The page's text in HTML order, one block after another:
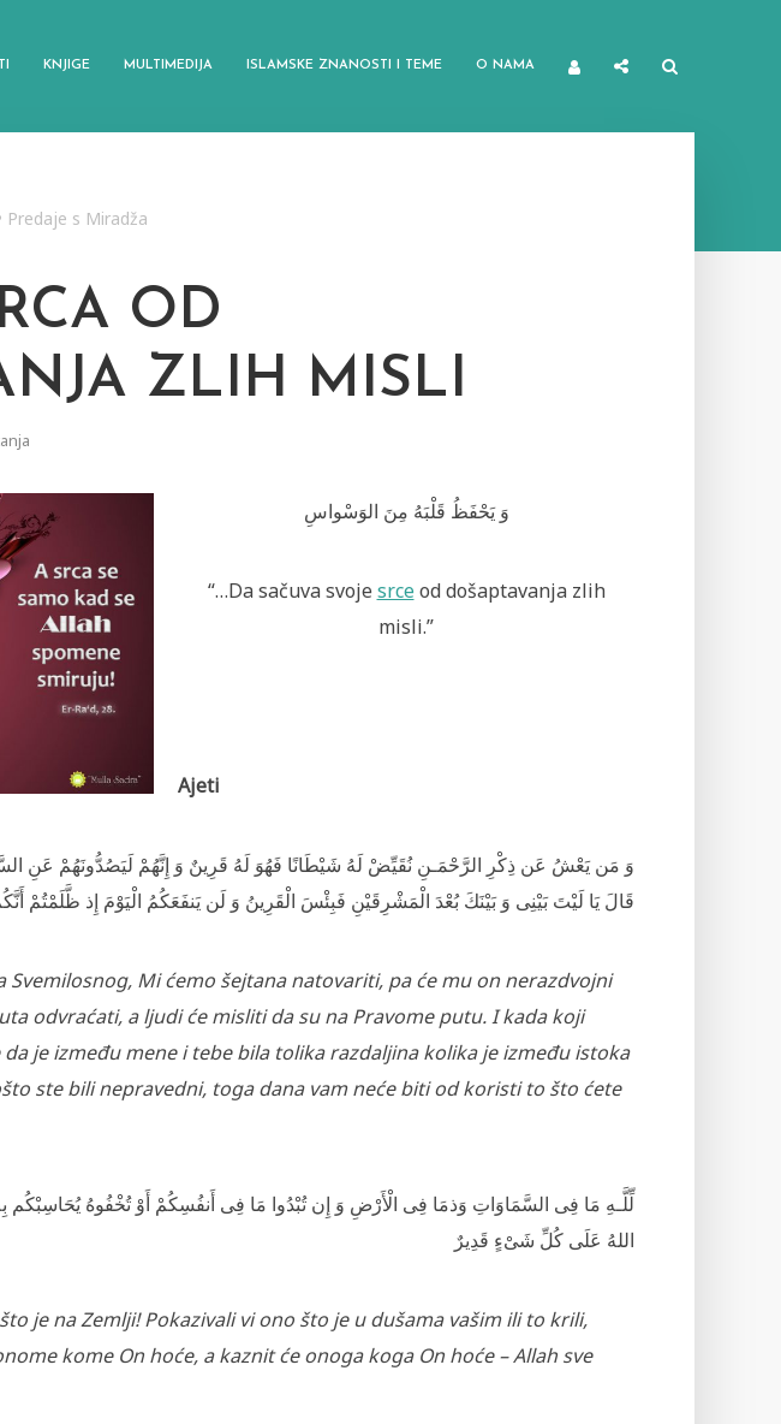
KNJIGE MULTIMEDIJA ISLAMSKE ZNANOSTI I TEME O NAMA
Predaje s Miradža
OD
ZLIH MISLI
وَ يَحْفَظُ قَلْبَهُ مِنَ الوَسْواسِ
“…Da sačuva svoje srceod došaptavanja zlih
misli.”
Ajeti
وَ مَن يَعْشُ عَن ذِكْرِ‌ الرَّ‌حْمَـنِ نُقَيِّضْ لَهُ شَيْطَانًا فَهُوَ لَهُ قَرِ‌ينٌ وَ إِنَّهُمْ لَيَصُدُّونَهُمْ عَنِ
قَالَ يَا لَيْتَ بَيْنِى وَ بَيْنَكَ بُعْدَ الْمَشْرِ‌قَيْنِ فَبِئْسَ الْقَرِ‌ينُ وَ لَن يَنفَعَكُمُ الْيَوْمَ إِذ ظَّلَمْتُمْ
Svemilosnog, Mi ćemo šejtana natovariti, pa će mu on nerazdvojni
odvraćati, a ljudi će misliti da su na Pravome putu. I kada koji
da je između mene i tebe bila tolika razdaljina kolika je između istoka
ste bili nepravedni, toga dana vam neće biti od koristi to što ćete
لِّلَّـهِ مَا فِى السَّمَاوَاتِ وَذمَا فِى الْأَرْ‌ضِ وَ إِن تُبْدُوا مَا فِى أَنفُسِكُمْ أَوْ تُخْفُوهُ
je na Zemlji! Pokazivali vi ono što je u dušama vašim ili to krili,
kome On hoće, a kaznit će onoga koga On hoće – Allah sve